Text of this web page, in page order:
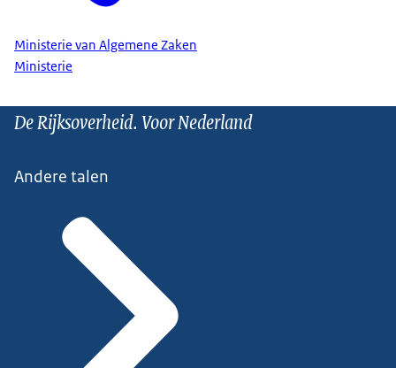
Ministerie van Algemene Zaken
Ministerie
De Rijksoverheid. Voor Nederland
Andere talen